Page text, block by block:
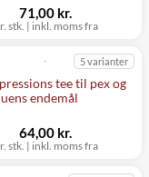
stk. | inkl. moms fra
71,00 kr.
tee til pex og
endemål
5 varianter
stk. | inkl. moms fra
64,00 kr.